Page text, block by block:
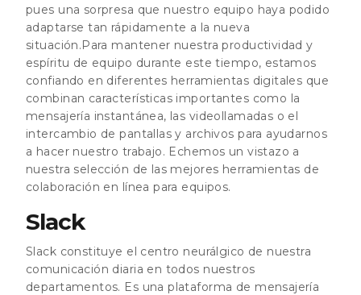
pues una sorpresa que nuestro equipo haya podido
adaptarse tan rápidamente a la nueva
situación.Para mantener nuestra productividad y
espíritu de equipo durante este tiempo, estamos
confiando en diferentes herramientas digitales que
combinan características importantes como la
mensajería instantánea, las videollamadas o el
intercambio de pantallas y archivos para ayudarnos
a hacer nuestro trabajo. Echemos un vistazo a
nuestra selección de las mejores herramientas de
colaboración en línea para equipos.
Slack
Slack constituye el centro neurálgico de nuestra
comunicación diaria en todos nuestros
departamentos. Es una plataforma de mensajería